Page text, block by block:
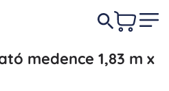
medence 1,83 m x